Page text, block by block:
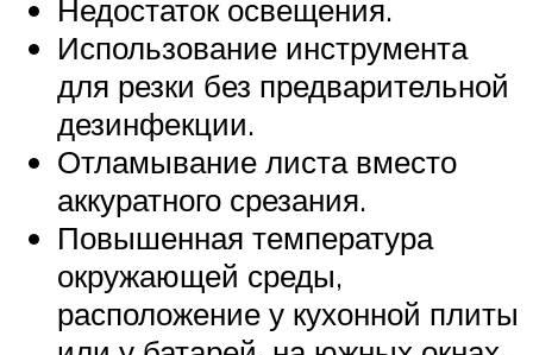
Недостаток освещения.
Использование инструмента
для резки без предварительной
дезинфекции.
Отламывание листа вместо
аккуратного срезания.
Повышенная температура
окружающей среды,
расположение у кухонной плиты